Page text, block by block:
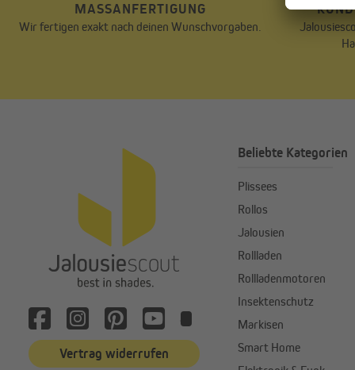
MASSANFERTIGUNG
Wir fertigen exakt nach deinen Wunschvorgaben.
Vertrag widerrufen
Beliebte Kategorien
Plissees
Rollos
Jalousien
Rollladen
Rollladenmotoren
Insektenschutz
Markisen
Smart Home